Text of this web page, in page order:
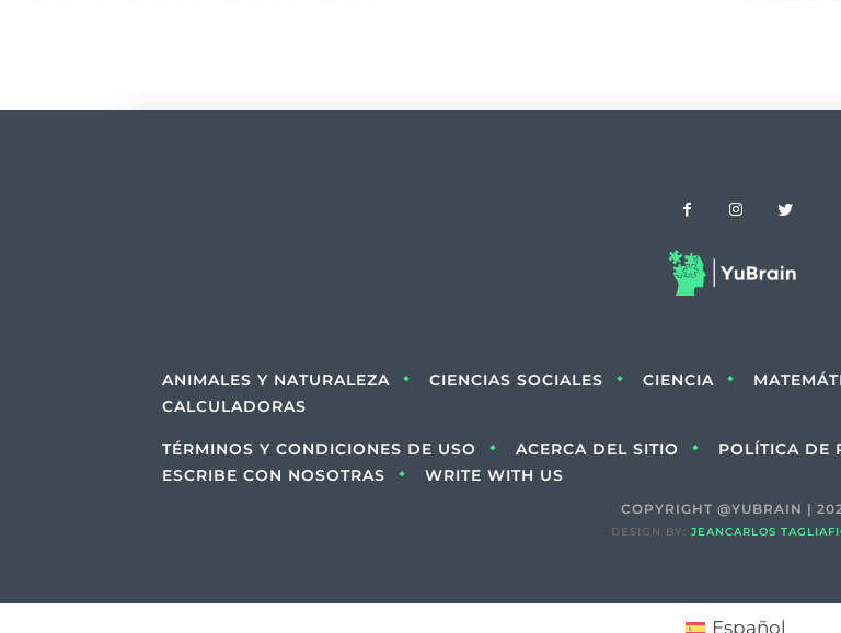
ANIMALES Y NATURALEZA CIENCIAS SOCIALES CIENCIA
CALCULADORAS
TÉRMINOS Y CONDICIONES DE USO ACERCA DEL SITIO POLÍTICA DE
ESCRIBE CON NOSOTRAS
WRITE WITH US
COPYRIGHT @YUBRAIN |
DESIGN BY: JEANCARLOS
Español